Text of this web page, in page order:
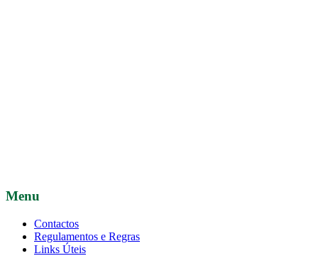
Menu
Contactos
Regulamentos e Regras
Links Úteis